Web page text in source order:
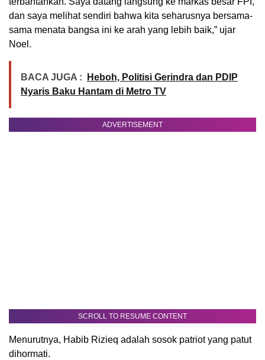
dan saya melihat sendiri bahwa kita seharusnya bersama-
sama menata bangsa ini ke arah yang lebih baik,” ujar
Noel.
BACA JUGA :
Heboh, Politisi Gerindra dan PDIP
Nyaris Baku Hantam di Metro TV
ADVERTISEMENT
SCROLL TO RESUME CONTENT
Menurutnya, Habib Rizieq adalah sosok patriot yang patut
dihormati.